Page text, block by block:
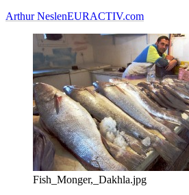
Arthur NeslenEURACTIV.com
Fish_Monger,_Dakhla.jpg